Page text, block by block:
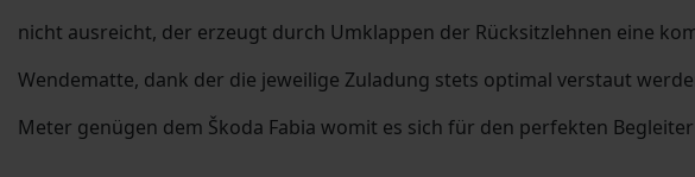
nicht ausreicht, der erzeugt durch Umklappen der Rücksitzlehnen eine
Wendematte, dank der die jeweilige Zuladung stets optimal verstaut
Meter genügen dem Škoda Fabia womit es sich für den perfekten